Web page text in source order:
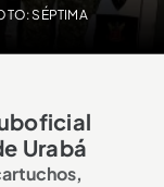
SÉPTIMA
Urabá